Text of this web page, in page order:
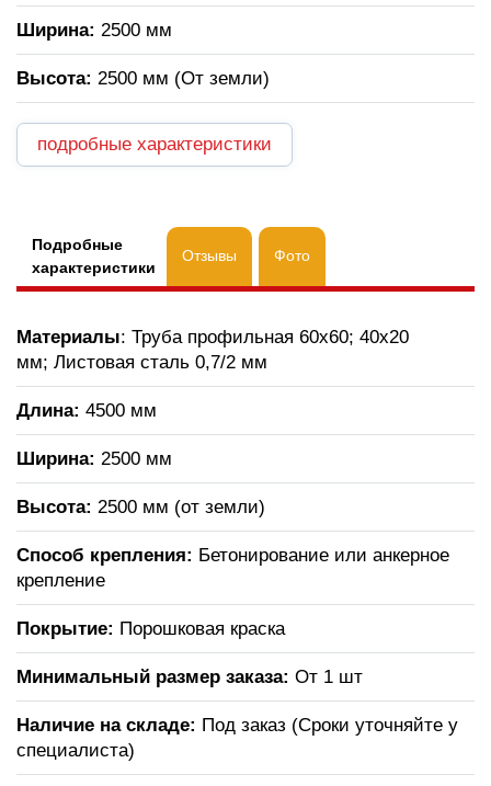
Ширина: 2500 мм
Высота: 2500 мм (От земли)
подробные характеристики
Подробные
характеристики
Отзывы Фото
Материалы: Труба профильная 60х60; 40х20
мм; Листовая сталь 0,7/2 мм
Длина: 4500 мм
Ширина: 2500 мм
Высота: 2500 мм (от земли)
Способ крепления: Бетонирование или анкерное
крепление
Покрытие: Порошковая краска
Минимальный размер заказа: От 1 шт
Наличие на складе: Под заказ (Сроки уточняйте у
специалиста)